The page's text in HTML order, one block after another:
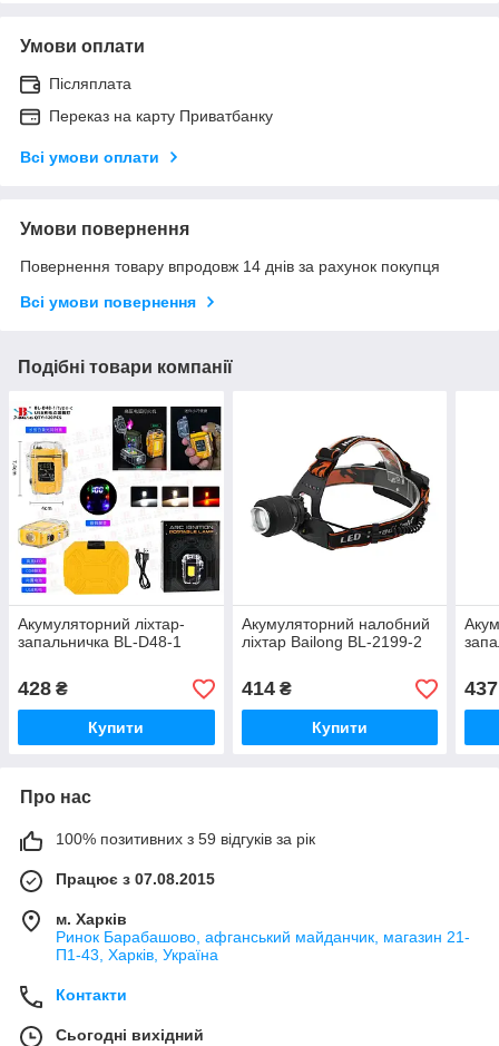
Умови оплати
Післяплата
Переказ на карту Приватбанку
Всі умови оплати
Умови повернення
Повернення товару впродовж 14 днів за рахунок покупця
Всі умови повернення
Подібні товари компанії
Акумуляторний ліхтар-
запальничка BL-D48-1
428 ₴
Купити
Акумуляторний налобний
ліхтар Bailong BL-2199-2
414₴
Купити
437
Про нас
100% позитивних з 59 відгуків за рік
Працює з 07.08.2015
м. Харків
Ринок Барабашово, афганський майданчик, магазин 21-
П1-43, Харків, Україна
Контакти
Сьогодні вихідний